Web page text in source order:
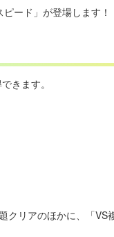
ード」が登場します！
きます。
リアのほかに、「VS